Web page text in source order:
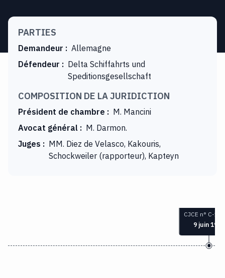
PARTIES
Demandeur : Allemagne
Défendeur : Delta Schiffahrts und
Speditionsgesellschaft
COMPOSITION DE LA JURIDICTION
Président de chambre : M. Mancini
Avocat général : M. Darmon.
Juges : MM. Diez de Velasco, Kakouris,
Schockweiler (rapporteur), Kapteyn
CJCE n° C-
9 juin 1994